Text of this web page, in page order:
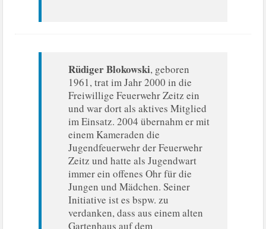
Rüdiger Blokowski, geboren
1961, trat im Jahr 2000 in die
Freiwillige Feuerwehr Zeitz ein
und war dort als aktives Mitglied
im Einsatz. 2004 übernahm er mit
einem Kameraden die
Jugendfeuerwehr der Feuerwehr
Zeitz und hatte als Jugendwart
immer ein offenes Ohr für die
Jungen und Mädchen. Seiner
Initiative ist es bspw. zu
verdanken, dass aus einem alten
Gartenhaus auf dem